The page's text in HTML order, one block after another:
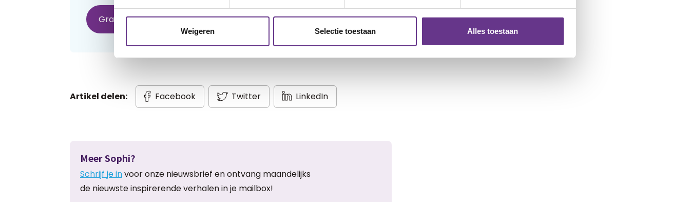
Weigeren Selectie toestaan Alles toestaan
Gratis account aanmaken Heb je al een account?Inloggen
Artikel delen: Facebook Twitter LinkedIn
Meer Sophi?
Schrijf je invoor onze nieuwsbrief en ontvang maandelijks
de nieuwste inspirerende verhalen in je mailbox!